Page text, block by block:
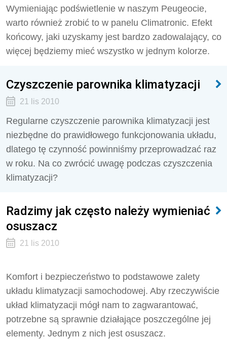
Wymieniając podświetlenie w naszym Peugeocie,
warto również zrobić to w panelu Climatronic. Efekt
końcowy, jaki uzyskamy jest bardzo zadowalający, co
więcej będziemy mieć wszystko w jednym kolorze.
Czyszczenie parownika klimatyzacji
21 lis 2010
Regularne czyszczenie parownika klimatyzacji jest
niezbędne do prawidłowego funkcjonowania układu,
dlatego tę czynność powinniśmy przeprowadzać raz
w roku. Na co zwrócić uwagę podczas czyszczenia
klimatyzacji?
Radzimy jak często należy wymieniać
osuszacz
21 lis 2010
Komfort i bezpieczeństwo to podstawowe zalety
układu klimatyzacji samochodowej. Aby rzeczywiście
układ klimatyzacji mógł nam to zagwarantować,
potrzebne są sprawnie działające poszczególne jej
elementy. Jednym z nich jest osuszacz.